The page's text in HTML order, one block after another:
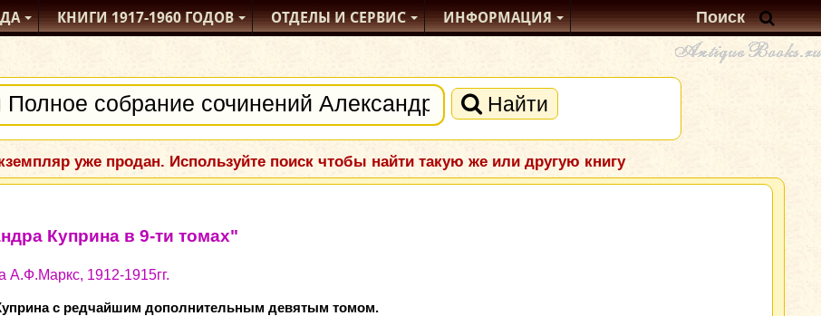
КНИГИ1917-1960ГОДОВ ОТДЕЛЫИ СЕРВИС ИНФОРМАЦИЯ
Найти
уже продан. Используйте поиск чтобы найти такую же или другую книгу
Куприна в 9-ти томах"
А.Ф.Маркс, 1912-1915гг.
с редчайшим дополнительным девятым томом.